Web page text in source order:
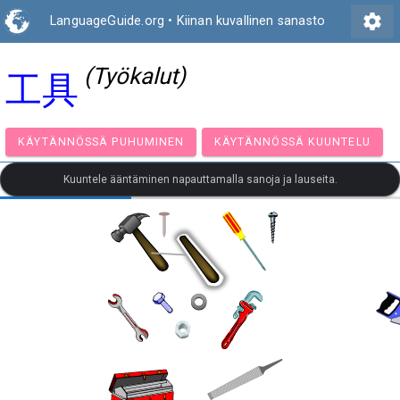
LanguageGuide.org • Kiinan kuvallinen sanasto settings
工具 (Työkalut)
KÄYTÄNNÖSSÄ PUHUMINEN KÄYTÄNNÖSSÄ
Kuuntele ääntäminen napauttamalla sanoja ja lauseita.